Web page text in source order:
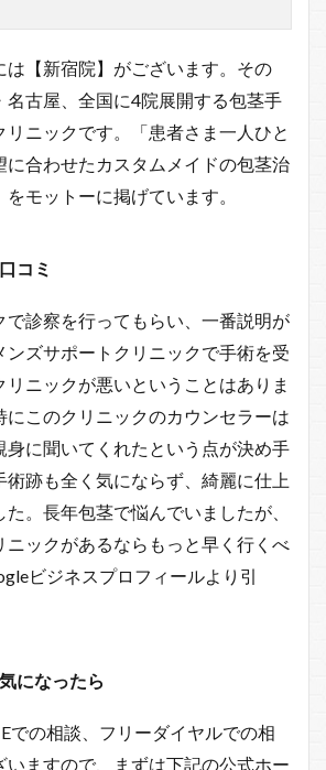
は【新宿院】がございます。その
名古屋、全国に4院展開する包茎手
リニックです。「患者さま一人ひと
に合わせたカスタムメイドの包茎治
モットーに掲げています。
コミ
で診察を行ってもらい、一番説明が
ンズサポートクリニックで手術を受
リニックが悪いということはありま
にこのクリニックのカウンセラーは
身に聞いてくれたという点が決め手
術跡も全く気にならず、綺麗に仕上
。長年包茎で悩んでいましたが、
ニックがあるならもっと早く行くべ
ビジネスプロフィールより引
気になったら
での相談、フリーダイヤルでの相
いますので、まずは下記の公式ホー